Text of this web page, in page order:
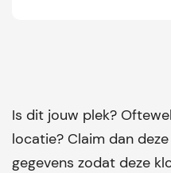
Is dit jouw plek?
locatie? Claim dan
gegevens zodat deze